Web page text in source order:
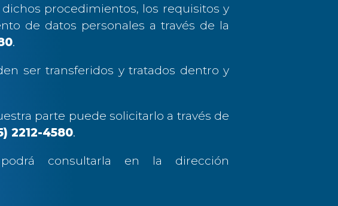
procedimientos, los requisitos y
de datos personales a través de la
.
ser transferidos y tratados dentro y
parte puede solicitarlo a través de
2212-4580.
consultarla en la dirección